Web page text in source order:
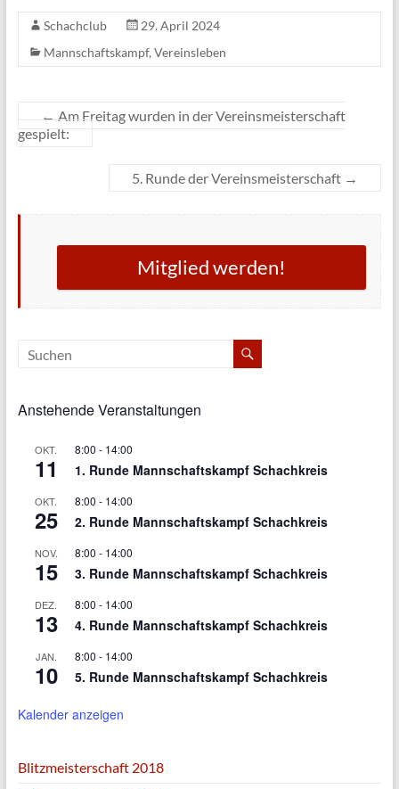
Schachclub
29. April 2024
Mannschaftskampf, Vereinsleben
← Am Freitag wurden in der Vereinsmeisterschaft
gespielt:
5. Runde der Vereinsmeisterschaft →
Mitglied werden!
Anstehende Veranstaltungen
OKT.
11
8:00 - 14:00
1. Runde Mannschaftskampf Schachkreis
OKT.
25
8:00 - 14:00
2. Runde Mannschaftskampf Schachkreis
NOV.
15
8:00 - 14:00
3. Runde Mannschaftskampf Schachkreis
DEZ.
13
8:00 - 14:00
4. Runde Mannschaftskampf Schachkreis
JAN.
10
8:00 - 14:00
5. Runde Mannschaftskampf Schachkreis
Kalender anzeigen
Blitzmeisterschaft 2018